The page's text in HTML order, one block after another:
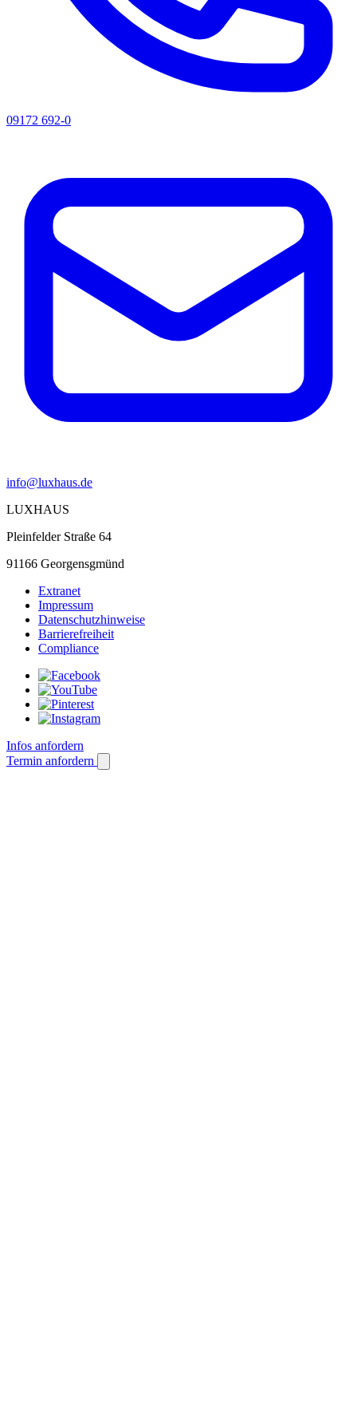
09172 692-0
info@luxhaus.de
LUXHAUS
Pleinfelder Straße 64
91166 Georgensgmünd
Extranet
Impressum
Datenschutzhinweise
Barrierefreiheit
Compliance
Infos anfordern
Termin anfordern